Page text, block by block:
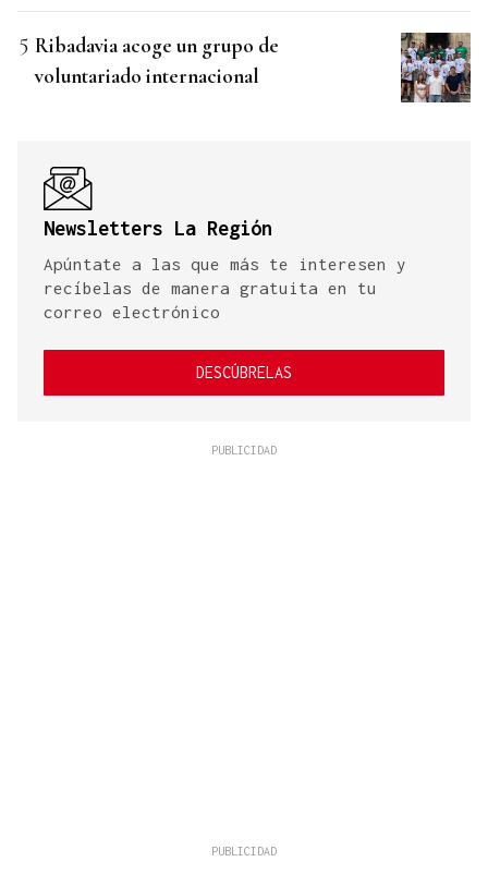
Ribadavia acoge un grupo de
voluntariado internacional
Newsletters La Región
Apúntate a las que más te interesen y
recíbelas de manera gratuita en tu
correo electrónico
DESCÚBRELAS